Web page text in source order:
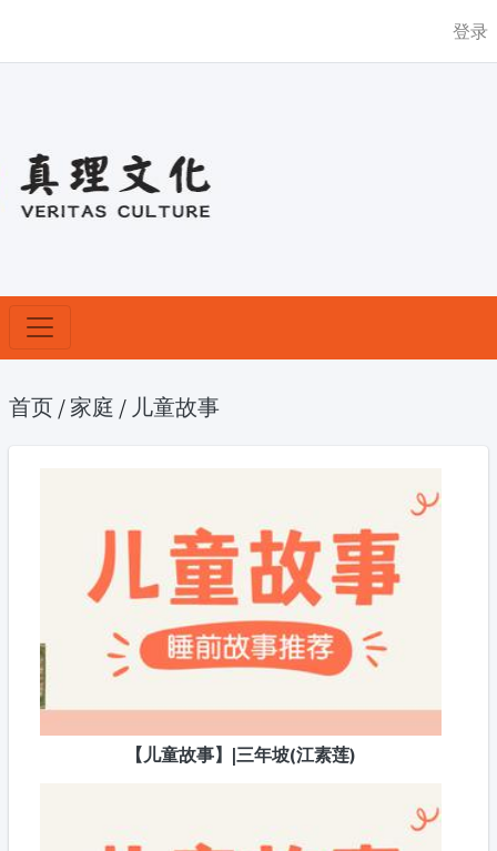
登录
首页 / 家庭 / 儿童故事
【儿童故事】|三年坡(江素莲)